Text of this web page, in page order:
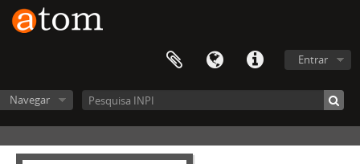
Entrar
Navegar